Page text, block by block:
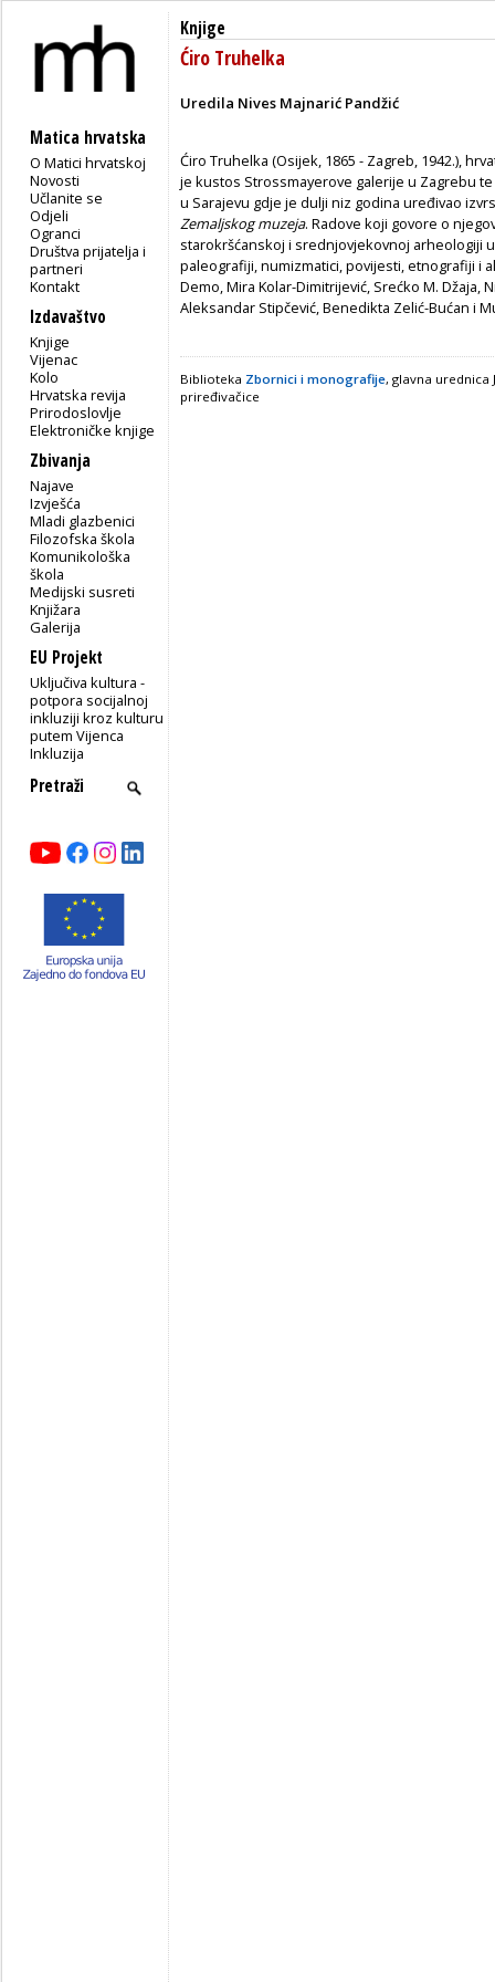
Matica hrvatska
O Matici hrvatskoj
Novosti
Učlanite se
Odjeli
Ogranci
Društva prijatelja i
partneri
Kontakt
Izdavaštvo
Knjige
Vijenac
Kolo
Hrvatska revija
Prirodoslovlje
Elektroničke knjige
Zbivanja
Najave
Izvješća
Mladi glazbenici
Filozofska škola
Komunikološka
škola
Medijski susreti
Knjižara
Galerija
EU Projekt
Uključiva kultura -
potpora socijalnoj
inkluziji kroz kulturu
putem Vijenca
Inkluzija
Knjige
Ćiro Truhelka
Uredila Nives Majnarić Pandžić
Ćiro Truhelka (Osijek, 1865 - Zagreb, 1942.),
je kustos Strossmayerove galerije u Zagrebu
u Sarajevu gdje je dulji niz godina uređivao
Zemaljskog muzeja. Radove koji govore o
starokršćanskoj i srednjovjekovnoj arheologiji
paleografiji, numizmatici, povijesti, etnografiji i
Demo, Mira Kolar-Dimitrijević, Srećko M. Džaja,
Aleksandar Stipčević, Benedikta Zelić-Bućan i
Biblioteka Zbornici i monografije, glavna
priređivačice